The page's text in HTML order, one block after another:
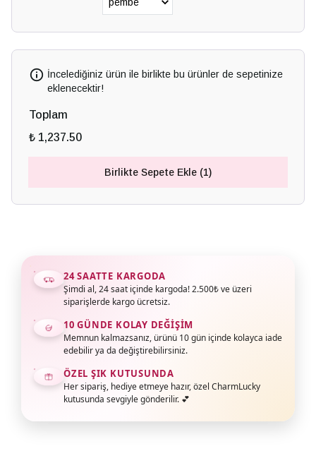
İncelediğiniz ürün ile birlikte bu ürünler de sepetinize
eklenecektir!
Toplam
₺ 1,237.50
Birlikte Sepete Ekle (1)
24 SAATTE KARGODA
Şimdi al, 24 saat içinde kargoda! 2.500₺ ve üzeri
siparişlerde kargo ücretsiz.
10 GÜNDE KOLAY DEĞIŞIM
Memnun kalmazsanız, ürünü 10 gün içinde kolayca iade
edebilir ya da değiştirebilirsiniz.
ÖZEL ŞIK KUTUSUNDA
Her sipariş, hediye etmeye hazır, özel CharmLucky
kutusunda sevgiyle gönderilir. 💕